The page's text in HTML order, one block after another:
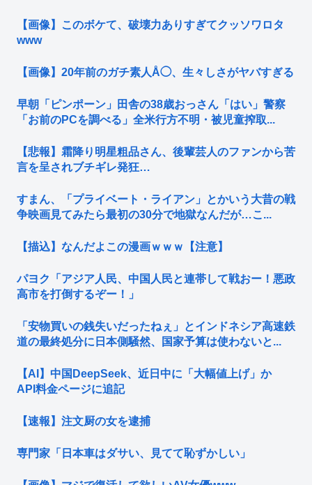
【画像】このボケて、破壊力ありすぎてクッソワロタ
www
【画像】20年前のガチ素人Å◯、生々しさがヤバすぎる
早朝「ピンポーン」田舎の38歳おっさん「はい」警察
「お前のPCを調べる」全米行方不明・被児童搾取...
【悲報】霜降り明星粗品さん、後輩芸人のファンから苦
言を呈されブチギレ発狂…
すまん、「プライベート・ライアン」とかいう大昔の戦
争映画見てみたら最初の30分で地獄なんだが…こ...
【描込】なんだよこの漫画ｗｗｗ【注意】
パヨク「アジア人民、中国人民と連帯して戦おー！悪政
高市を打倒するぞー！」
「安物買いの銭失いだったねぇ」とインドネシア高速鉄
道の最終処分に日本側騒然、国家予算は使わないと...
【AI】中国DeepSeek、近日中に「大幅値上げ」か
API料金ページに追記
【速報】注文厨の女を逮捕
専門家「日本車はダサい、見てて恥ずかしい」